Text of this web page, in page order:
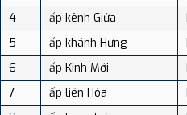
4
ấp kênh Giửa
5
ấp khánh Hưng
6
ấp Kinh Mới
7
ấp liên Hòa